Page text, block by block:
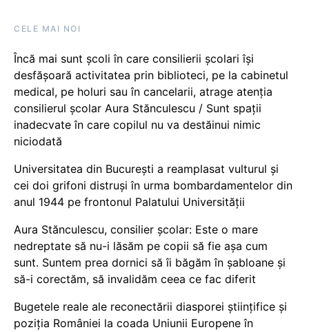
CELE MAI NOI
Încă mai sunt școli în care consilierii școlari își
desfășoară activitatea prin biblioteci, pe la cabinetul
medical, pe holuri sau în cancelarii, atrage atenția
consilierul școlar Aura Stănculescu / Sunt spații
inadecvate în care copilul nu va destăinui nimic
niciodată
Universitatea din București a reamplasat vulturul și
cei doi grifoni distruși în urma bombardamentelor din
anul 1944 pe frontonul Palatului Universității
Aura Stănculescu, consilier școlar: Este o mare
nedreptate să nu-i lăsăm pe copii să fie așa cum
sunt. Suntem prea dornici să îi băgăm în șabloane și
să-i corectăm, să invalidăm ceea ce fac diferit
Bugetele reale ale reconectării diasporei științifice și
poziția României la coada Uniunii Europene în